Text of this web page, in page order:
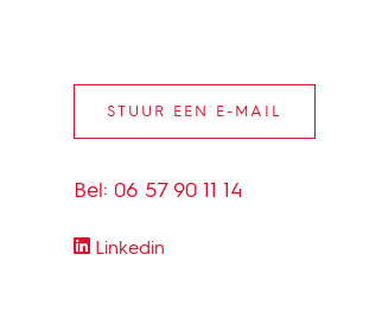
STUUR EEN E-MAIL
Bel: 06 57 90 11 14
Linkedin